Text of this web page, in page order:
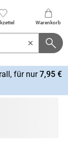
Warenkorb
für nur7,95 €